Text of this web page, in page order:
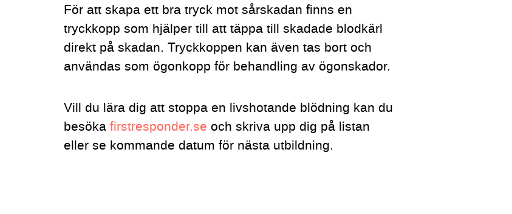
För att skapa ett bra tryck mot sårskadan finns en
tryckkopp som hjälper till att täppa till skadade blodkärl
direkt på skadan. Tryckkoppen kan även tas bort och
användas som ögonkopp för behandling av ögonskador.
Vill du lära dig att stoppa en livshotande blödning kan du
besöka firstresponder.se och skriva upp dig på listan
eller se kommande datum för nästa utbildning.